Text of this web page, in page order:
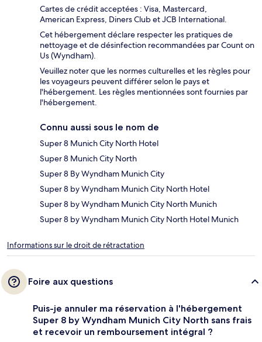
Cartes de crédit acceptées : Visa, Mastercard,
American Express, Diners Club et JCB International.
Cet hébergement déclare respecter les pratiques de
nettoyage et de désinfection recommandées par Count on
Us (Wyndham).
Veuillez noter que les normes culturelles et les règles pour
les voyageurs peuvent différer selon le pays et
l'hébergement. Les règles mentionnées sont fournies par
l'hébergement.
Connu aussi sous le nom de
Super 8 Munich City North Hotel
Super 8 Munich City North
Super 8 By Wyndham Munich City
Super 8 by Wyndham Munich City North Hotel
Super 8 by Wyndham Munich City North Munich
Super 8 by Wyndham Munich City North Hotel Munich
Informations sur le droit de rétractation
Foire aux questions
Puis-je annuler ma réservation à l'hébergement
Super 8 by Wyndham Munich City North sans frais
et recevoir un remboursement intégral ?